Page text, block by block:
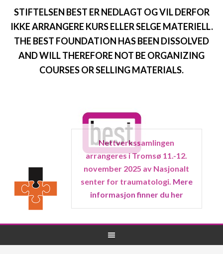
STIFTELSEN BEST ER NEDLAGT OG VIL DERFOR
IKKE ARRANGERE KURS ELLER SELGE MATERIELL.
THE BEST FOUNDATION HAS BEEN DISSOLVED
AND WILL THEREFORE NOT BE ORGANIZING
COURSES OR SELLING MATERIALS.
Nettverkssamlingen
arrangeres i Tromsø 11.-12.
november 2025 av Nasjonalt
senter for traumatologi. Mere
informasjon finner du her